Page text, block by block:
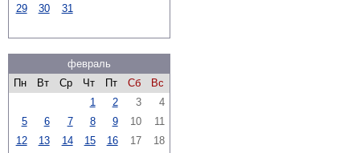
29
30 31
февраль
Пн
Вт Ср Чт Пт Сб
Вс
1
2 3
4
5
6 7 8 9 10
11
12
13 14 15 16 17
18